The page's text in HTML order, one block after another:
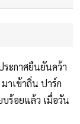
ะกาศยืนยันคว้า
าเข้าถิ่น ปาร์ก
บร้อยแล้ว เมื่อวัน